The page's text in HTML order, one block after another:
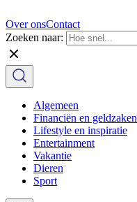
Over onsContact
Zoeken naar:
Algemeen
Financiën en geldzaken
Lifestyle en inspiratie
Entertainment
Vakantie
Dieren
Sport